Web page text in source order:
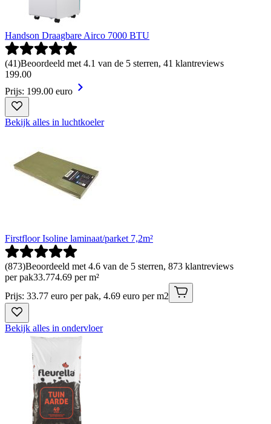
Handson Draagbare Airco 7000 BTU
(41)Beoordeeld met 4.1 van de 5 sterren, 41 klantreviews
199.00
Prijs: 199.00 euro
Bekijk alles in luchtkoeler
Firstfloor Isoline laminaat/parket 7,2m²
(873)Beoordeeld met 4.6 van de 5 sterren, 873 klantreviews
per pak33.774.69 per m²
Prijs: 33.77 euro per pak, 4.69 euro per m2
Bekijk alles in ondervloer